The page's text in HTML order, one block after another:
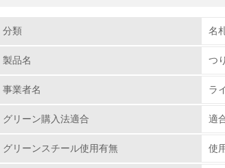
1.環境取り組み体制
No.
大気汚染物質に関する取り組み
分類 名
製品名 つ
事業者名 ラ
グリーン購入法適合 適
グリーンスチール使用有無 使